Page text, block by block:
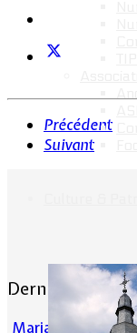
Précédent
Suivant
Dernières
Mariage : Maxime